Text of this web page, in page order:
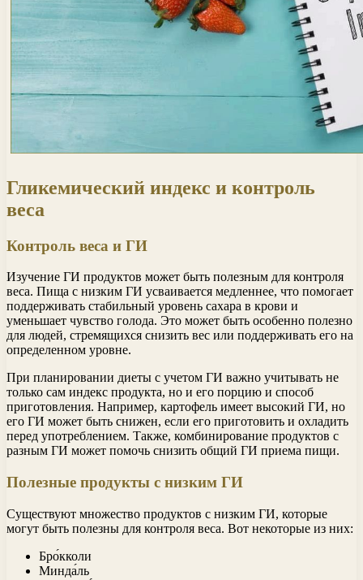
Гликемический индекс и контроль
веса
Контроль веса и ГИ
Изучение ГИ продуктов может быть полезным для контроля
веса. Пища с низким ГИ усваивается медленнее, что помогает
поддерживать стабильный уровень сахара в крови и
уменьшает чувство голода. Это может быть особенно полезно
для людей, стремящихся снизить вес или поддерживать его на
определенном уровне.
При планировании диеты с учетом ГИ важно учитывать не
только сам индекс продукта, но и его порцию и способ
приготовления. Например, картофель имеет высокий ГИ, но
его ГИ может быть снижен, если его приготовить и охладить
перед употреблением. Также, комбинирование продуктов с
разным ГИ может помочь снизить общий ГИ приема пищи.
Полезные продукты с низким ГИ
Существуют множество продуктов с низким ГИ, которые
могут быть полезны для контроля веса. Вот некоторые из них:
Бро́кколи
Минда́ль